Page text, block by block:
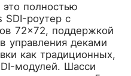
полностью
роутер с
72×72, поддержкой
управления деками
как традиционных,
модулей. Шасси